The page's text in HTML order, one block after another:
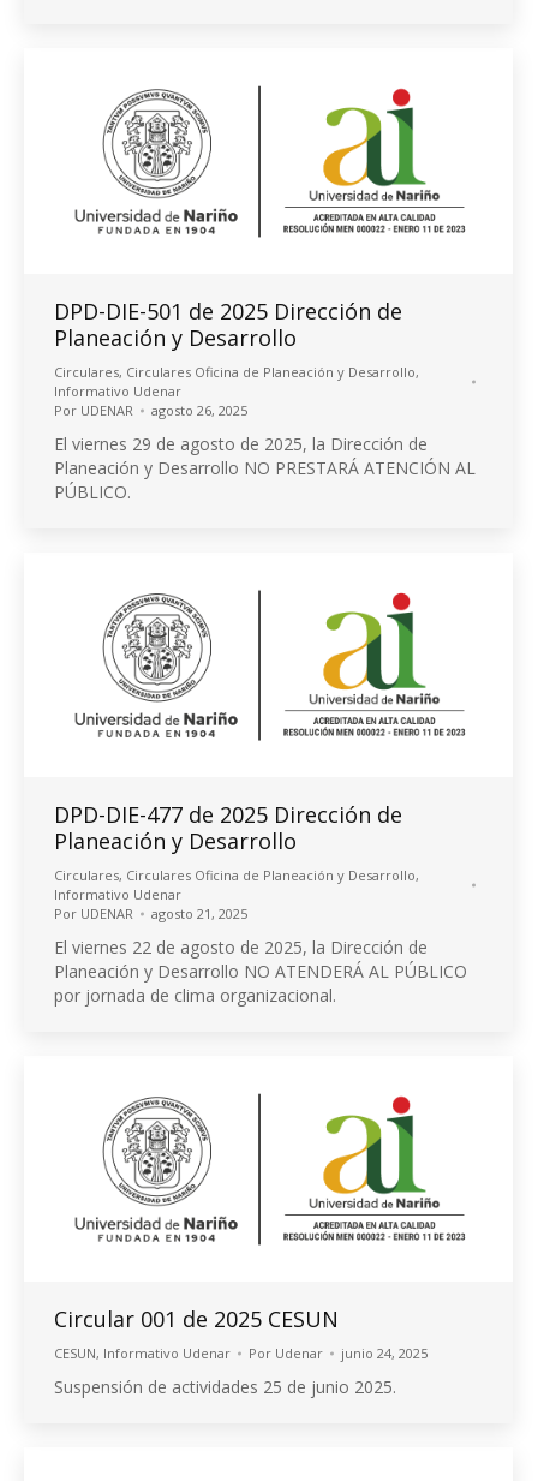
DPD-DIE-501 de 2025 Dirección de
Planeación y Desarrollo
Circulares, Circulares Oficina de Planeación y Desarrollo,
Informativo Udenar
Por UDENAR agosto 26, 2025
El viernes 29 de agosto de 2025, la Dirección de
Planeación y Desarrollo NO PRESTARÁ ATENCIÓN AL
PÚBLICO.
DPD-DIE-477 de 2025 Dirección de
Planeación y Desarrollo
Circulares, Circulares Oficina de Planeación y Desarrollo,
Informativo Udenar
Por UDENAR agosto 21, 2025
El viernes 22 de agosto de 2025, la Dirección de
Planeación y Desarrollo NO ATENDERÁ AL PÚBLICO
por jornada de clima organizacional.
Circular 001 de 2025 CESUN
CESUN, Informativo Udenar Por Udenar junio 24, 2025
Suspensión de actividades 25 de junio 2025.